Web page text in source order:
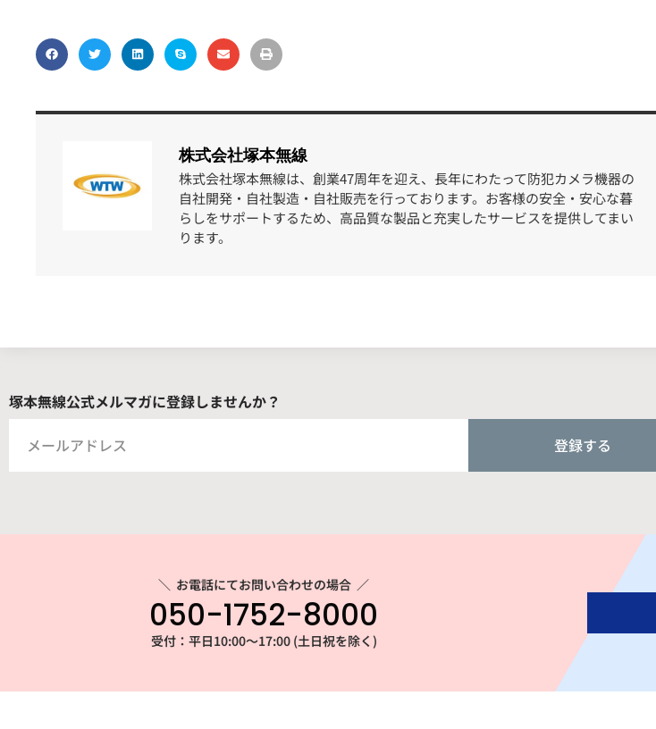
株式会社塚本無線
株式会社塚本無線は、創業47周年を迎え、長年にわたって防犯カメラ機器の
自社開発・自社製造・自社販売を行っております。お客様の安全・安心な暮
らしをサポートするため、高品質な製品と充実したサービスを提供してまい
ります。
塚本無線公式メルマガに登録しませんか？
登録する
＼ お電話にてお問い合わせの場合 ／
050-1752-8000
受付：平日10:00～17:00 (土日祝を除く)